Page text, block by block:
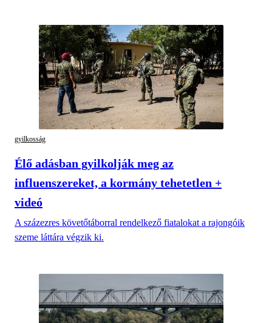
gyilkosság
Élő adásban gyilkolják meg az
influenszereket, a kormány tehetetlen +
videó
A százezres követőtáborral rendelkező fiatalokat a rajongóik
szeme láttára végzik ki.